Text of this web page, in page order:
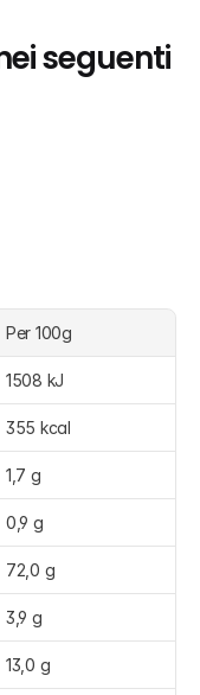
seguenti
Per 100g
1508 kJ
355 kcal
1,7 g
0,9 g
72,0 g
3,9 g
13,0 g